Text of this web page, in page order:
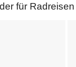
für Radreisen